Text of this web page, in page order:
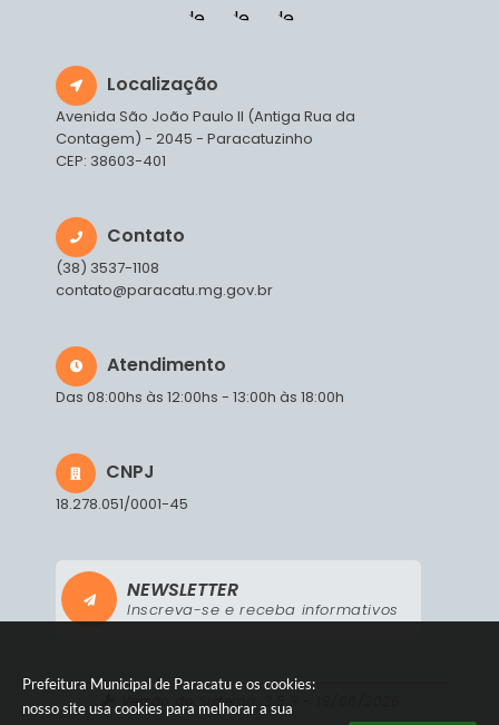
Prefeitura Municipal de Paracatu e os cookies:
nosso site usa cookies para melhorar a sua
Localização
Avenida São João Paulo II (Antiga Rua da
Contagem) - 2045 - Paracatuzinho
CEP: 38603-401
Contato
(38) 3537-1108
contato@paracatu.mg.gov.br
Atendimento
Das 08:00hs às 12:00hs - 13:00h às 18:00h
CNPJ
18.278.051/0001-45
NEWSLETTER
Inscreva-se e receba informativos
Versão do Sistema: